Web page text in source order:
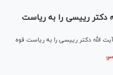
دکتر رییسی را به ریاست
الله دکتر رییسی را به ریاست قوه